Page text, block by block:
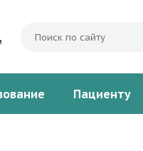
Пациенту